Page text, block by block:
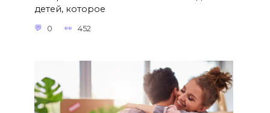
детей, которое
0 452